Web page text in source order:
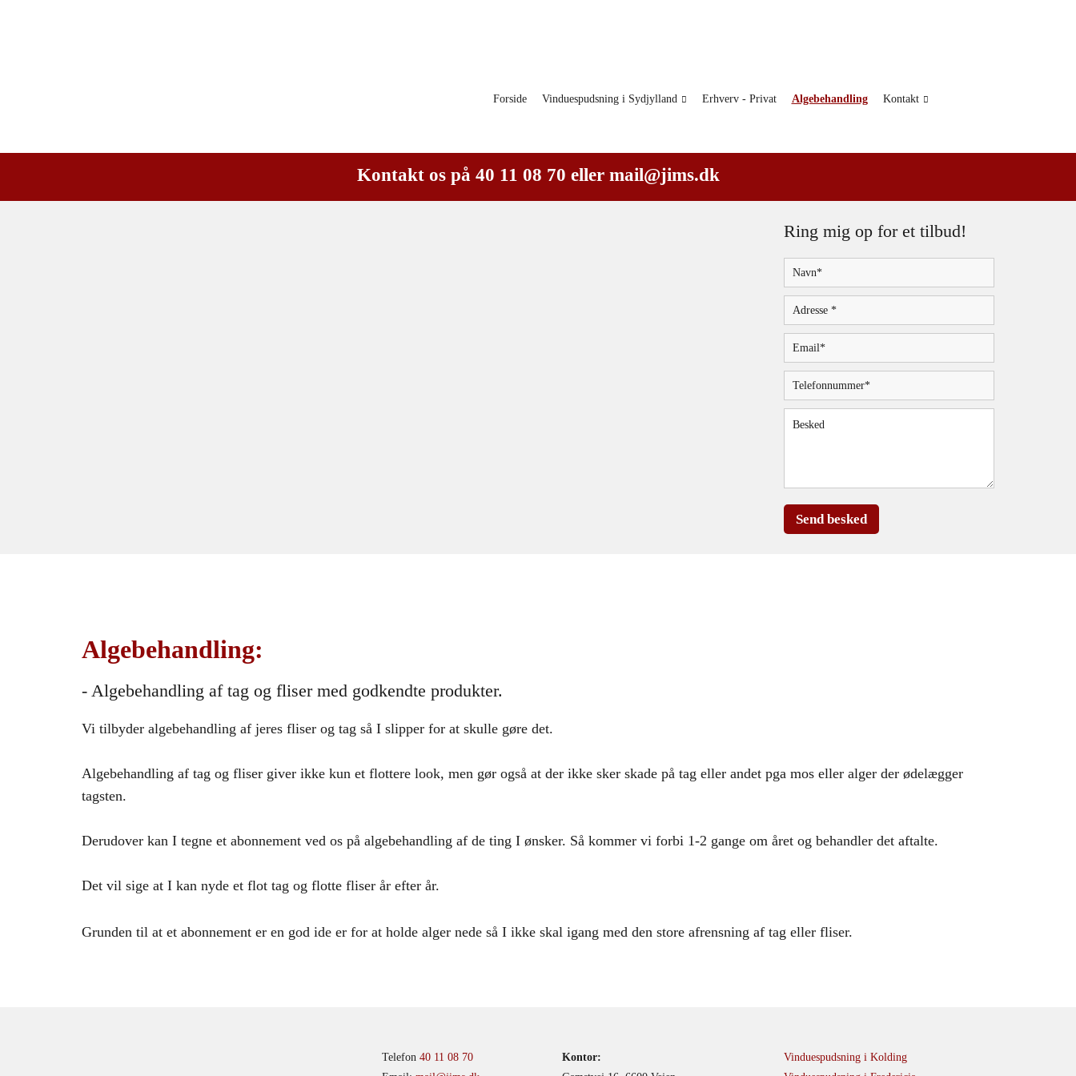
Forside Vinduespudsning i Sydjylland Erhverv - Privat Algebehandling Kontakt
Kontakt os på 40 11 08 70 eller mail@jims.dk
Ring mig op for et tilbud!
Algebehandling:
- Algebehandling af tag og fliser med godkendte produkter.
Vi tilbyder algebehandling af jeres fliser og tag så I slipper for at skulle gøre det.
Algebehandling af tag og fliser giver ikke kun et flottere look, men gør også at der ikke sker skade på tag eller andet pga mos eller alger der ødelægger
tagsten.
Derudover kan I tegne et abonnement ved os på algebehandling af de ting I ønsker. Så kommer vi forbi 1-2 gange om året og behandler det aftalte.
Det vil sige at I kan nyde et flot tag og flotte fliser år efter år.
Grunden til at et abonnement er en god ide er for at holde alger nede så I ikke skal igang med den store afrensning af tag eller fliser.
Telefon 40 11 08 70
Kontor:
Vinduespudsning i Kolding